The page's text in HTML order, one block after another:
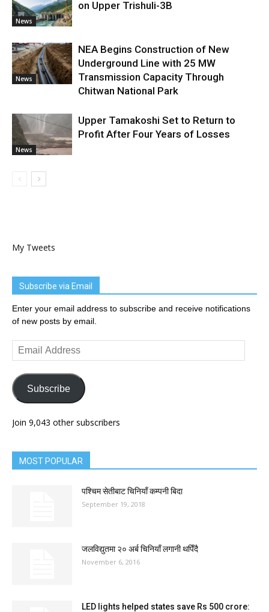
News
on Upper Trishuli-3B
News
NEA Begins Construction of New
Underground Line with 25 MW
Transmission Capacity Through
Chitwan National Park
News
Upper Tamakoshi Set to Return to
Profit After Four Years of Losses
My Tweets
Subscribe via Email
Enter your email address to subscribe and receive notifications
of new posts by email.
Email
Address
Subscribe
Join 9,043 other subscribers
MOST POPULAR
पश्चिम सेतीबाट चिनियाँ कम्पनी बिदा
September 19, 2018
जलविद्युतमा २० अर्ब चिनियाँ लगानी थपिँदै
November 6, 2016
LED lights helped states save Rs 500 crore: